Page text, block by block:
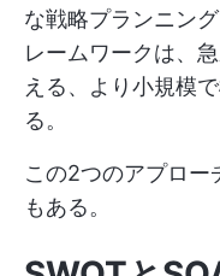
な戦略プランニン
レームワークは、
える、より小規模
る。
この2つのアプロー
もある。